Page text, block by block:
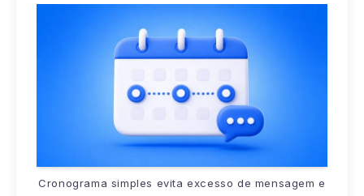
Cronograma simples evita excesso de mensagem e